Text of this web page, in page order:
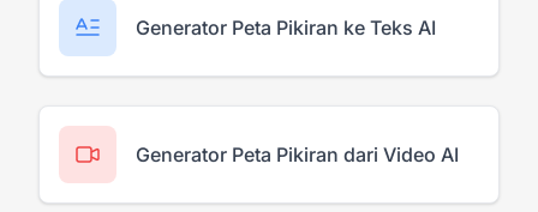
Generator Peta Pikiran ke Teks AI
Generator Peta Pikiran dari Video AI